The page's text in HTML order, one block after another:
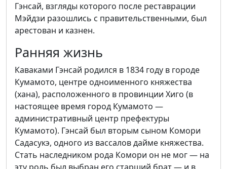
Гэнсай, взгляды которого после реставрации
Мэйдзи разошлись с правительственными, был
арестован и казнен.
Ранняя жизнь
Каваками Гэнсай родился в 1834 году в городе
Кумамото, центре одноименного княжества
(хана), расположенного в провинции Хиго (в
настоящее время город Кумамото —
административный центр префектуры
Кумамото). Гэнсай был вторым сыном Комори
Садасукэ, одного из вассалов дайме княжества.
Стать наследником рода Комори он не мог — на